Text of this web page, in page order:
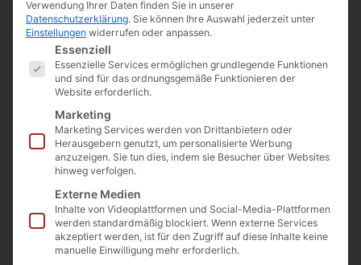
Die Umsetzung durch ein
gutes Controlling und eine
UnternehmensAnalyse
fördern
199,00€
Verwendung Ihrer Daten finden Sie in unserer
Datenschutzerklärung. Sie können Ihre Auswahl jederzeit unter
Einstellungen widerrufen oder anpassen.
Es folgt eine Liste der Service-Gruppen,
Essenziell
Essenzielle Services ermöglichen grundlegende Funktionen
und sind für das ordnungsgemäße Funktionieren der
Website erforderlich.
Marketing
Marketing Services werden von Drittanbietern oder
Herausgebern genutzt, um personalisierte Werbung
anzuzeigen. Sie tun dies, indem sie Besucher über Websites
hinweg verfolgen.
Externe Medien
Inhalte von Videoplattformen und Social-Media-Plattformen
werden standardmäßig blockiert. Wenn externe Services
akzeptiert werden, ist für den Zugriff auf diese Inhalte keine
manuelle Einwilligung mehr erforderlich.